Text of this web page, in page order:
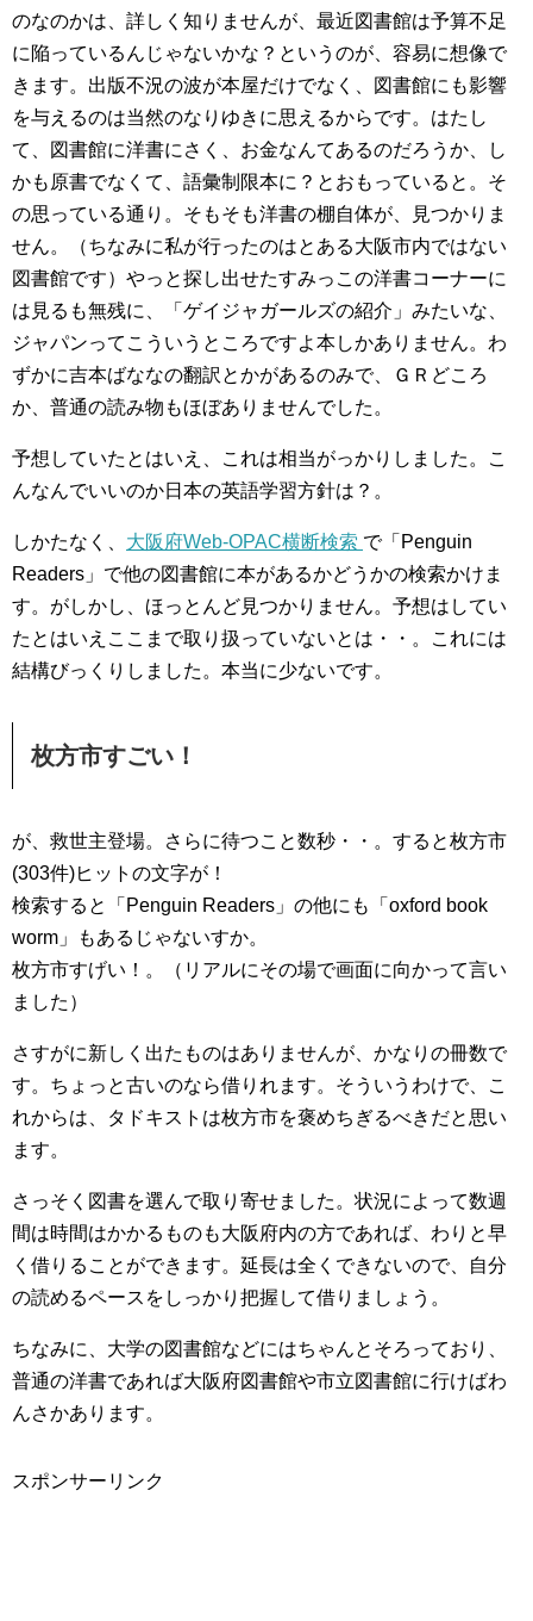
のなのかは、詳しく知りませんが、最近図書館は予算不足
に陥っているんじゃないかな？というのが、容易に想像で
きます。出版不況の波が本屋だけでなく、図書館にも影響
を与えるのは当然のなりゆきに思えるからです。はたし
て、図書館に洋書にさく、お金なんてあるのだろうか、し
かも原書でなくて、語彙制限本に？とおもっていると。そ
の思っている通り。そもそも洋書の棚自体が、見つかりま
せん。（ちなみに私が行ったのはとある大阪市内ではない
図書館です）やっと探し出せたすみっこの洋書コーナーに
は見るも無残に、「ゲイジャガールズの紹介」みたいな、
ジャパンってこういうところですよ本しかありません。わ
ずかに吉本ばななの翻訳とかがあるのみで、ＧＲどころ
か、普通の読み物もほぼありませんでした。
予想していたとはいえ、これは相当がっかりしました。こ
んなんでいいのか日本の英語学習方針は？。
しかたなく、 大阪府Web-OPAC横断検索 で「Penguin
Readers」で他の図書館に本があるかどうかの検索かけま
す。がしかし、ほっとんど見つかりません。予想はしてい
たとはいえここまで取り扱っていないとは・・。これには
結構びっくりしました。本当に少ないです。
枚方市すごい！
が、救世主登場。さらに待つこと数秒・・。すると枚方市
(303件)ヒットの文字が！
検索すると「Penguin Readers」の他にも「oxford book
worm」もあるじゃないすか。
枚方市すげい！。（リアルにその場で画面に向かって言い
ました）
さすがに新しく出たものはありませんが、かなりの冊数で
す。ちょっと古いのなら借りれます。そういうわけで、こ
れからは、タドキストは枚方市を褒めちぎるべきだと思い
ます。
さっそく図書を選んで取り寄せました。状況によって数週
間は時間はかかるものも大阪府内の方であれば、わりと早
く借りることができます。延長は全くできないので、自分
の読めるペースをしっかり把握して借りましょう。
ちなみに、大学の図書館などにはちゃんとそろっており、
普通の洋書であれば大阪府図書館や市立図書館に行けばわ
んさかあります。
スポンサーリンク